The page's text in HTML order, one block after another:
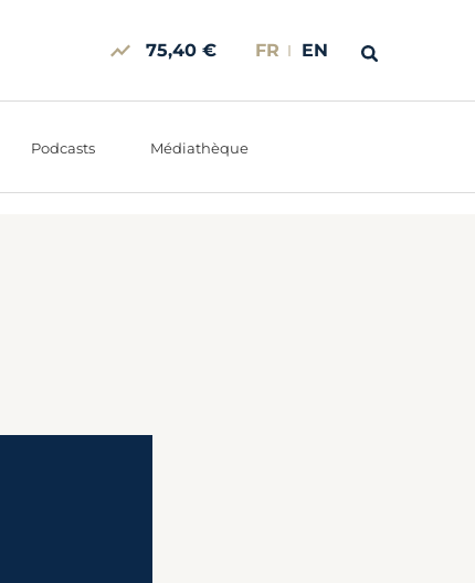
75,40 € FR EN
Podcasts Médiathèque